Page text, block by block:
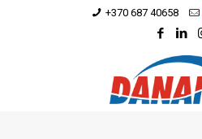
+370 687 40658